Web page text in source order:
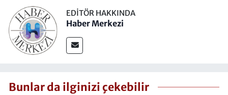
EDITÖR HAKKINDA
Haber Merkezi
Bunlar da ilginizi çekebilir